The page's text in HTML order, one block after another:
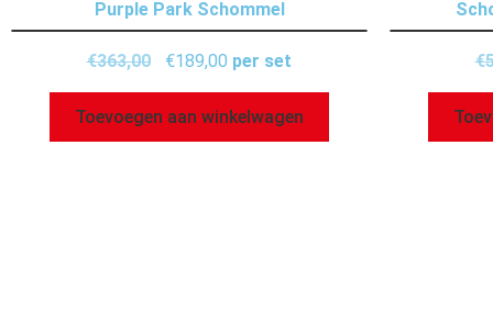
Purple Park Schommel
€363,00 €189,00 per set
Toevoegen aan winkelwagen
€